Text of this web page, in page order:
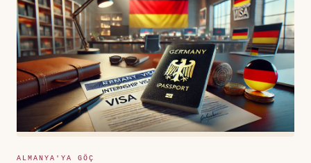
ALMANYA'YA GÖÇ